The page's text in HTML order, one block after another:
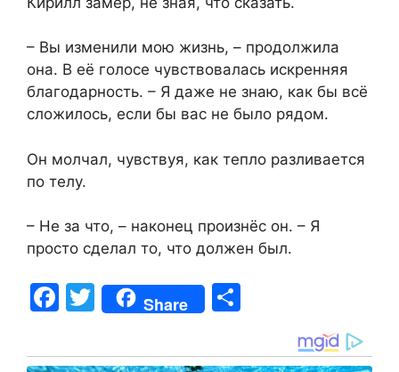
– Вы изменили мою жизнь, – продолжила
она. В её голосе чувствовалась искренняя
благодарность. – Я даже не знаю, как бы всё
сложилось, если бы вас не было рядом.
Он молчал, чувствуя, как тепло разливается
по телу.
– Не за что, – наконец произнёс он. – Я
просто сделал то, что должен был.
F
c
T
w
itt
Share
ar